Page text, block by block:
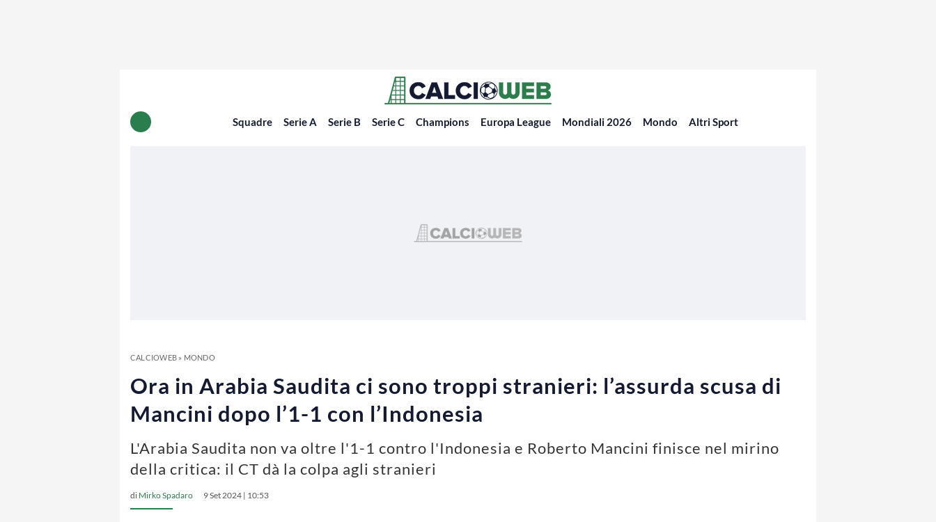
Squadre Serie A Serie B Serie C Champions Europa League Mondiali 2026 Mondo Altri Sport
CALCIOWEB» MONDO
Ora in Arabia Saudita ci sono troppi stranieri: l’assurda scusa di
Mancini dopo l’1-1 con l’Indonesia
L'Arabia Saudita non va oltre l'1-1 contro l'Indonesia e Roberto Mancini finisce nel mirino
della critica: il CT dà la colpa agli stranieri
di Mirko Spadaro 9 Set 2024 | 10:53